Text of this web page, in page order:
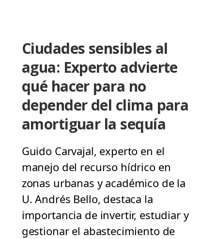
Ciudades sensibles al
agua: Experto advierte
qué hacer para no
depender del clima para
amortiguar la sequía
Guido Carvajal, experto en el
manejo del recurso hídrico en
zonas urbanas y académico de la
U. Andrés Bello, destaca la
importancia de invertir, estudiar y
gestionar el abastecimiento de